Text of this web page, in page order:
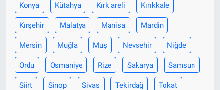
Konya Kütahya Kırklareli Kırıkkale
Kırşehir Malatya Manisa Mardin
Mersin Muğla Muş Nevşehir Niğde
Ordu Osmaniye Rize Sakarya Samsun
Siirt Sinop Sivas Tekirdağ Tokat